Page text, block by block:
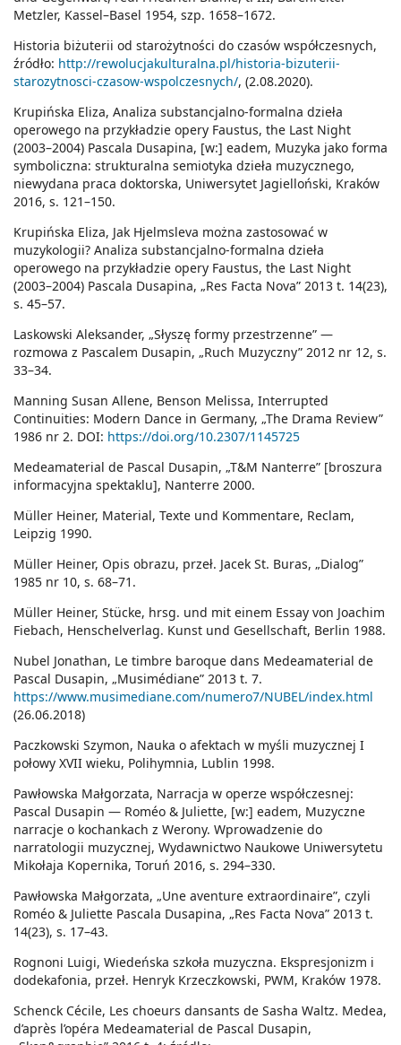
Metzler, Kassel–Basel 1954, szp. 1658–1672.
Historia biżuterii od starożytności do czasów współczesnych,
źródło: http://rewolucjakulturalna.pl/historia-bizuterii-
starozytnosci-czasow-wspolczesnych/, (2.08.2020).
Krupińska Eliza, Analiza substancjalno-formalna dzieła
operowego na przykładzie opery Faustus, the Last Night
(2003–2004) Pascala Dusapina, [w:] eadem, Muzyka jako forma
symboliczna: strukturalna semiotyka dzieła muzycznego,
niewydana praca doktorska, Uniwersytet Jagielloński, Kraków
2016, s. 121–150.
Krupińska Eliza, Jak Hjelmsleva można zastosować w
muzykologii? Analiza substancjalno-formalna dzieła
operowego na przykładzie opery Faustus, the Last Night
(2003–2004) Pascala Dusapina, „Res Facta Nova” 2013 t. 14(23),
s. 45–57.
Laskowski Aleksander, „Słyszę formy przestrzenne” —
rozmowa z Pascalem Dusapin, „Ruch Muzyczny” 2012 nr 12, s.
33–34.
Manning Susan Allene, Benson Melissa, Interrupted
Continuities: Modern Dance in Germany, „The Drama Review”
1986 nr 2. DOI: https://doi.org/10.2307/1145725
Medeamaterial de Pascal Dusapin, „T&M Nanterre” [broszura
informacyjna spektaklu], Nanterre 2000.
Müller Heiner, Material, Texte und Kommentare, Reclam,
Leipzig 1990.
Müller Heiner, Opis obrazu, przeł. Jacek St. Buras, „Dialog”
1985 nr 10, s. 68–71.
Müller Heiner, Stücke, hrsg. und mit einem Essay von Joachim
Fiebach, Henschelverlag. Kunst und Gesellschaft, Berlin 1988.
Nubel Jonathan, Le timbre baroque dans Medeamaterial de
Pascal Dusapin, „Musimédiane” 2013 t. 7.
https://www.musimediane.com/numero7/NUBEL/index.html
(26.06.2018)
Paczkowski Szymon, Nauka o afektach w myśli muzycznej I
połowy XVII wieku, Polihymnia, Lublin 1998.
Pawłowska Małgorzata, Narracja w operze współczesnej:
Pascal Dusapin — Roméo & Juliette, [w:] eadem, Muzyczne
narracje o kochankach z Werony. Wprowadzenie do
narratologii muzycznej, Wydawnictwo Naukowe Uniwersytetu
Mikołaja Kopernika, Toruń 2016, s. 294–330.
Pawłowska Małgorzata, „Une aventure extraordinaire”, czyli
Roméo & Juliette Pascala Dusapina, „Res Facta Nova” 2013 t.
14(23), s. 17–43.
Rognoni Luigi, Wiedeńska szkoła muzyczna. Ekspresjonizm i
dodekafonia, przeł. Henryk Krzeczkowski, PWM, Kraków 1978.
Schenck Cécile, Les choeurs dansants de Sasha Waltz. Medea,
d’après l’opéra Medeamaterial de Pascal Dusapin,